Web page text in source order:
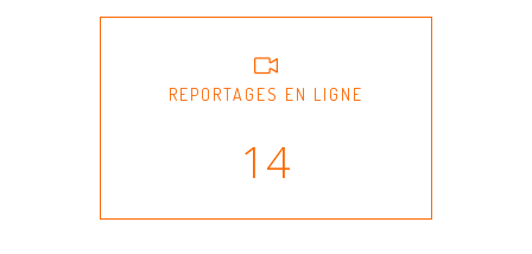
REPORTAGES EN LIGNE
14